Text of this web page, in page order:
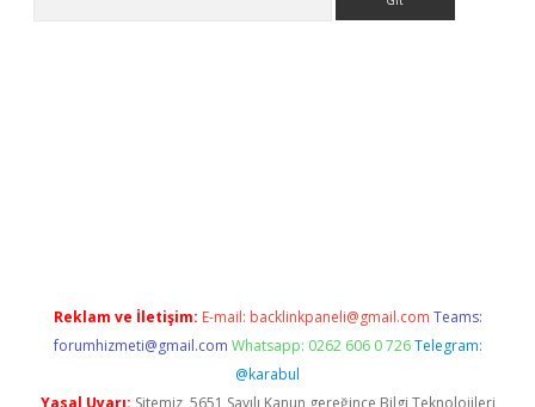
Reklam ve İletişim: E-mail: backlinkpaneli@gmail.com Teams:
forumhizmeti@gmail.com Whatsapp: 0262 606 0 726 Telegram:
@karabul
Yasal Uyarı: Sitemiz, 5651 Sayılı Kanun gereğince Bilgi Teknolojileri